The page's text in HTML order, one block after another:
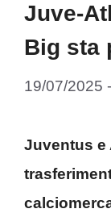
Juve-
Big sta
19/07/2025
Juventus e